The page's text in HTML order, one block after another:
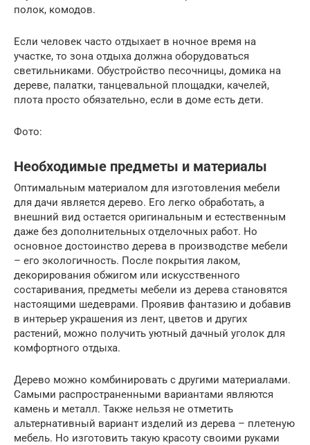
полок, комодов.
Если человек часто отдыхает в ночное время на
участке, то зона отдыха должна оборудоваться
светильниками. Обустройство песочницы, домика на
дереве, палатки, танцевальной площадки, качелей,
плота просто обязательно, если в доме есть дети.
Фото:
Необходимые предметы и материалы
Оптимальным материалом для изготовления мебели
для дачи является дерево. Его легко обработать, а
внешний вид остается оригинальным и естественным
даже без дополнительных отделочных работ. Но
основное достоинство дерева в производстве мебели
– его экологичность. После покрытия лаком,
декорирования обжигом или искусственного
состаривания, предметы мебели из дерева становятся
настоящими шедеврами. Проявив фантазию и добавив
в интерьер украшения из лент, цветов и других
растений, можно получить уютный дачный уголок для
комфортного отдыха.
Дерево можно комбинировать с другими материалами.
Самыми распространенными вариантами являются
камень и металл. Также нельзя не отметить
альтернативный вариант изделий из дерева – плетеную
мебель. Но изготовить такую красоту своими руками